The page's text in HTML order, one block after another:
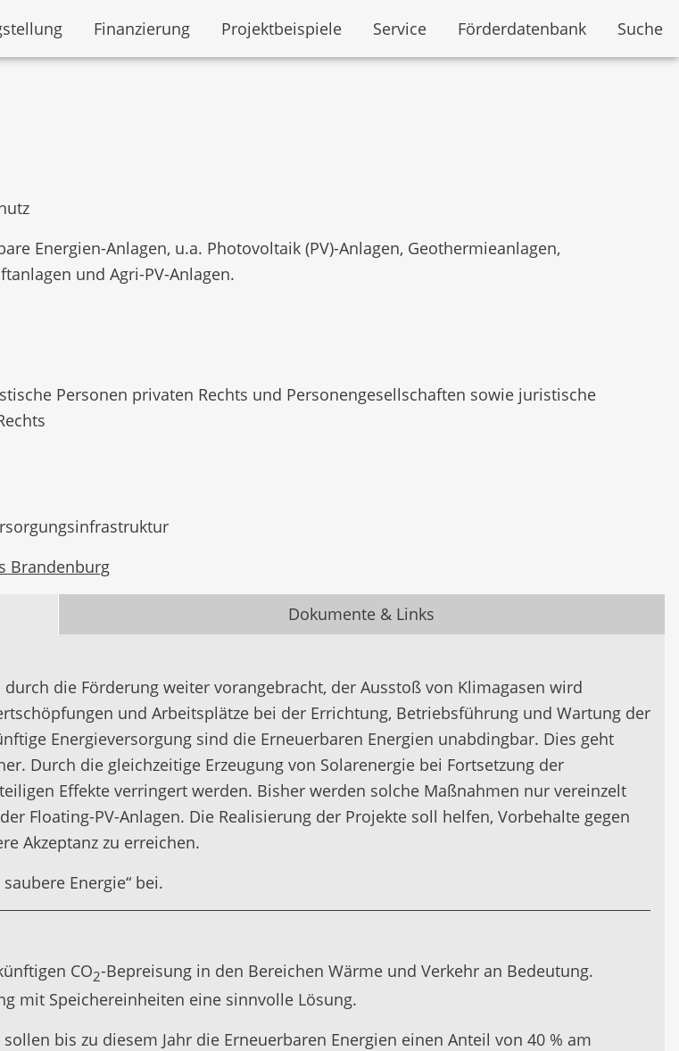
Finanzierung Projektbeispiele Service Förderdatenbank Suche
Energien-Anlagen, u.a. Photovoltaik (PV)-Anlagen, Geothermieanlagen,
und Agri-PV-Anlagen.
Personen privaten Rechts und Personengesellschaften sowie juristische
Brandenburg
Dokumente & Links
die Förderung weiter vorangebracht, der Ausstoß von Klimagasen wird
und Arbeitsplätze bei der Errichtung, Betriebsführung und Wartung der
Energieversorgung sind die Erneuerbaren Energien unabdingbar. Dies geht
Durch die gleichzeitige Erzeugung von Solarenergie bei Fortsetzung der
Effekte verringert werden. Bisher werden solche Maßnahmen nur vereinzelt
Floating-PV-Anlagen. Die Realisierung der Projekte soll helfen, Vorbehalte gegen
Akzeptanz zu erreichen.
Energie“ bei.
CO2-Bepreisung in den Bereichen Wärme und Verkehr an Bedeutung.
mit Speichereinheiten eine sinnvolle Lösung.
bis zu diesem Jahr die Erneuerbaren Energien einen Anteil von 40 % am